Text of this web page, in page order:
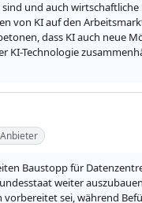
und auch
von KI auf den
dass KI auch neue
Technologie
Baustopp für
weiter
sei, während